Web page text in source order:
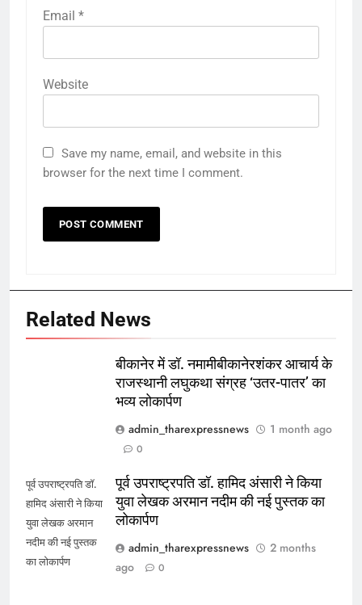
Email *
Website
Save my name, email, and website in this
browser for the next time I comment.
Related News
बीकानेर में डॉ. नमामीबीकानेरशंकर आचार्य के
राजस्थानी लघुकथा संग्रह ‘उतर-पातर’ का
भव्य लोकार्पण
admin_tharexpressnews
1 month ago
0
पूर्व उपराष्ट्रपति डॉ.
हामिद अंसारी ने किया
युवा लेखक अरमान
नदीम की नई पुस्तक
का लोकार्पण
पूर्व उपराष्ट्रपति डॉ. हामिद अंसारी ने किया
युवा लेखक अरमान नदीम की नई पुस्तक का
लोकार्पण
admin_tharexpressnews
2 months
ago
0